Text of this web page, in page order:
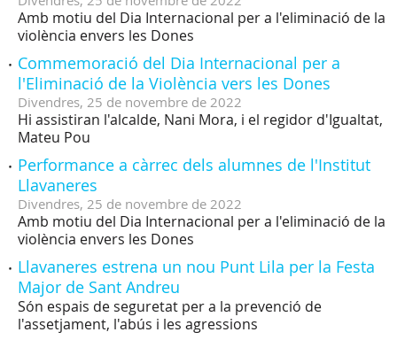
Amb motiu del Dia Internacional per a l'eliminació de la
violència envers les Dones
Commemoració del Dia Internacional per a
l'Eliminació de la Violència vers les Dones
Divendres, 25 de novembre de 2022
Hi assistiran l'alcalde, Nani Mora, i el regidor d'Igualtat,
Mateu Pou
Performance a càrrec dels alumnes de l'Institut
Llavaneres
Divendres, 25 de novembre de 2022
Amb motiu del Dia Internacional per a l'eliminació de la
violència envers les Dones
Llavaneres estrena un nou Punt Lila per la Festa
Major de Sant Andreu
Són espais de seguretat per a la prevenció de
l'assetjament, l'abús i les agressions